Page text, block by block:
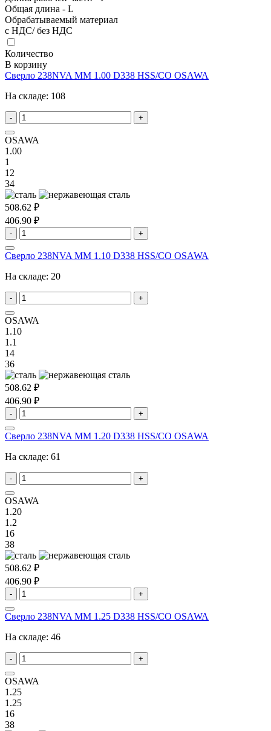
Общая длина - L
Обрабатываемый материал
с НДС/ без НДС
Количество
В корзину
Сверло 238NVA MM 1.00 D338 HSS/CO OSAWA
На складе: 108
- +
OSAWA
1.00
1
12
34
508.62 ₽
406.90 ₽
- +
Сверло 238NVA MM 1.10 D338 HSS/CO OSAWA
На складе: 20
- +
OSAWA
1.10
1.1
14
36
508.62 ₽
406.90 ₽
- +
Сверло 238NVA MM 1.20 D338 HSS/CO OSAWA
На складе: 61
- +
OSAWA
1.20
1.2
16
38
508.62 ₽
406.90 ₽
- +
Сверло 238NVA MM 1.25 D338 HSS/CO OSAWA
На складе: 46
- +
OSAWA
1.25
1.25
16
38